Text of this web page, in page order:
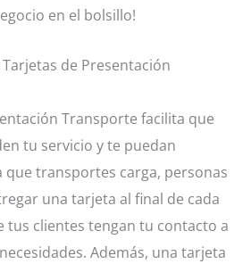
en el bolsillo!
de Presentación
Transporte facilita que
tu servicio y te puedan
que transportes carga, personas
una tarjeta al final de cada
clientes tengan tu contacto a
Además, una tarjeta